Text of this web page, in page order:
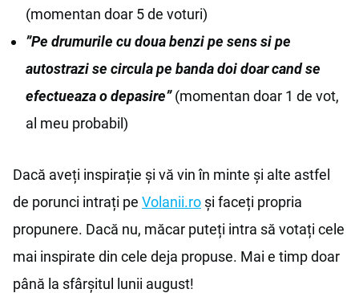
(momentan doar 5 de voturi)
”Pe drumurile cu doua benzi pe sens si pe
autostrazi se circula pe banda doi doar cand se
efectueaza o depasire”(momentan doar 1 de vot,
al meu probabil)
Dacă aveți inspirație și vă vin în minte și alte astfel
de porunci intrați pe Volanii.ro și faceți propria
propunere. Dacă nu, măcar puteți intra să votați cele
mai inspirate din cele deja propuse. Mai e timp doar
până la sfârșitul lunii august!